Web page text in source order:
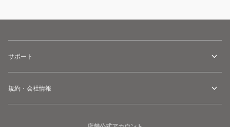
サポート
規約・会社情報